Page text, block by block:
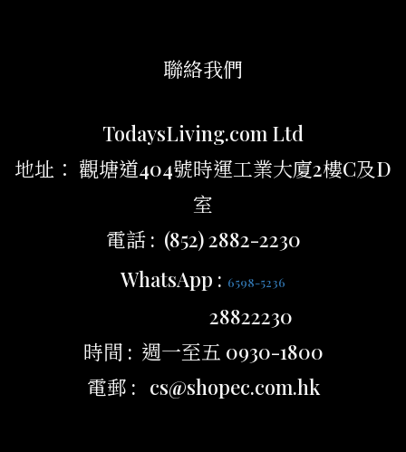
聯絡我們
TodaysLiving.com Ltd
地址： 觀塘道404號時運工業大廈2樓C及D
室
電話 : (852) 2882-2230
WhatsApp : 6598-5236
28822230
時間 : 週一至五 0930-1800
電郵 : cs@shopec.com.hk